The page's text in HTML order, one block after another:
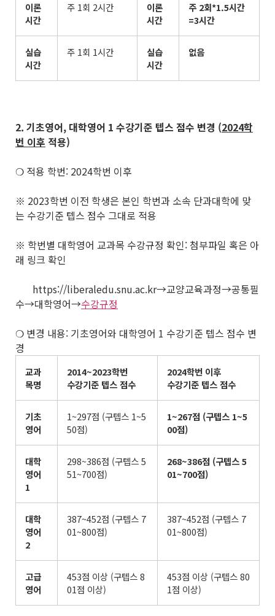
이론
시간
주 1회 2시간
이론
시간
주 2회*1.5시간
=3시간
실습
시간
주 1회 1시간
실습
시간
없음
2. 기초영어, 대학영어 1 수강기준 텝스 점수 변경 (2024학
번 이후 적용)
❍ 적용 학번: 2024학번 이후
※ 2023학번 이전 학생은 본인 학번과 소속 단과대학에 맞
는 수강기준 텝스 점수 그대로 적용
※ 학번별 대학영어 교과목 수강규정 확인: 첨부파일 혹은 아
래 링크 확인
https://liberaledu.snu.ac.kr→교양교육과정→공통필
수→대학영어→수강규정
❍ 변경 내용: 기초영어와 대학영어 1 수강기준 텝스 점수 변
경
교과
목명
2014~2023학번
수강기준 텝스 점수
2024학번 이후
수강기준 텝스 점수
기초
영어
1~297점 (구텝스 1~5
50점)
1~267점 (구텝스 1~5
00점)
대학
영어
1
298~386점 (구텝스 5
51~700점)
268~386점 (구텝스5
01~700점)
대학
영어
2
387~452점 (구텝스 7
01~800점)
387~452점 (구텝스 7
01~800점)
고급
영어
453점 이상 (구텝스 8
01점 이상)
453점 이상 (구텝스 80
1점 이상)